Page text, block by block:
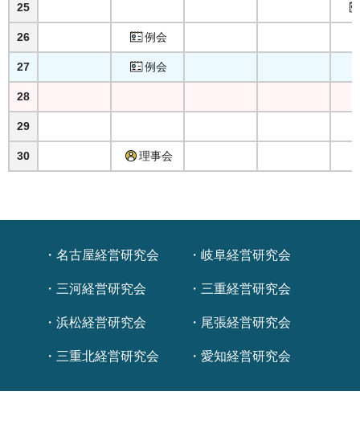
25
26 例会
27 例会
28
29
30 理事会
名古屋経営研究会 岐阜経営研究会
三河経営研究会 三重経営研究会
浜松経営研究会 尾張経営研究会
三重北経営研究会 愛知経営研究会